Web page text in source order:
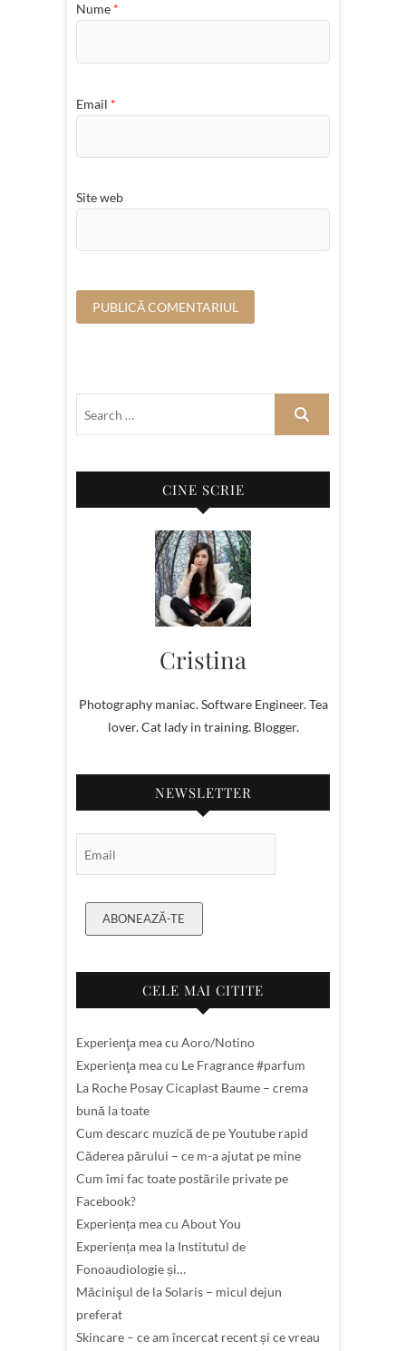
Nume *
Email *
Site web
CINE SCRIE
Cristina
Photography maniac. Software Engineer. Tea
lover. Cat lady in training. Blogger.
NEWSLETTER
ABONEAZĂ-TE
CELE MAI CITITE
Experienţa mea cu Aoro/Notino
Experienţa mea cu Le Fragrance #parfum
La Roche Posay Cicaplast Baume – crema
bună la toate
Cum descarc muzică de pe Youtube rapid
Căderea părului – ce m-a ajutat pe mine
Cum îmi fac toate postările private pe
Facebook?
Experiența mea cu About You
Experiența mea la Institutul de
Fonoaudiologie și…
Măcinişul de la Solaris – micul dejun
preferat
Skincare – ce am încercat recent și ce vreau